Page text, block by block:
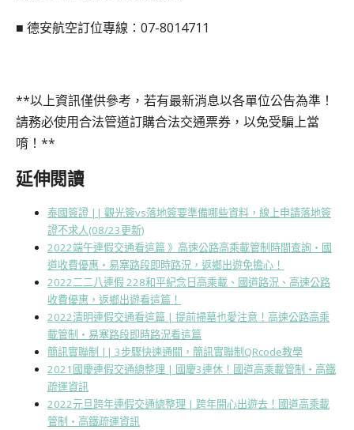
■ 德安航空訂位專線：07-8014711
**以上資訊僅供參考，若有最新消息以各單位公告為準！
請務必使用合法管道訂購合法交通票券，以免受騙上當
唷！**
延伸閱讀
泰國簽證 || 觀光簽vs落地簽要準備哪些資料，線上申請落地簽
證不求人(08/23更新)
2022端午連假交通看這篇 》高速公路高乘載管制時間查詢・國
道收費優惠・易塞路段即時路況，返鄉出遊免擔心！
2022二二八連假 228和平紀念日高乘載、國道路況、高速公路
收費優惠，返鄉出遊看這篇！
2022清明連假交通看這篇 | 提前掃墓也愛注意！高速公路高乘
載管制・易塞路段即時路況看這篇
簡訊實聯制 || 3步驟快速通關，簡訊實聯制QRcode教學
2021國慶連假交通總整理 | 國慶3連休！國道高乘載管制・高鐵
疏運資訊
2022元旦跨年連假交通總整理 | 跨年開心出遊去！國道高乘載
管制・高鐵疏運資訊